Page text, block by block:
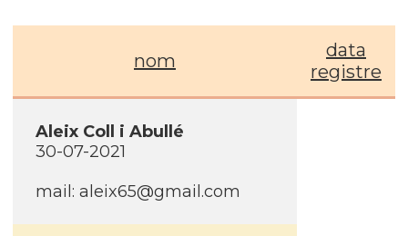
nom
data
registre
Aleix Coll i Abullé
30-07-2021
mail: aleix65@gmail.com